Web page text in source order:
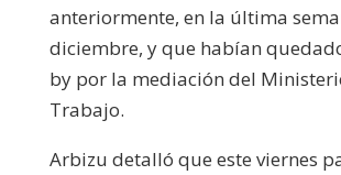
anteriormente, en la última
diciembre, y que habían
by por la mediación del
Trabajo.
Arbizu detalló que este viernes